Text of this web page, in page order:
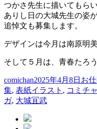
つかさ先生に描いてもらい
ありし日の大城先生の姿
追悼文も募集します。
デザインは今月は南原明
そして５月は、青春たろ
投
稿
者
comichan投
稿
日:
2025年4月8日 カ
テ
お
集, 表紙タ
グ
イラスト , コミチ
ガ, 大城冝武